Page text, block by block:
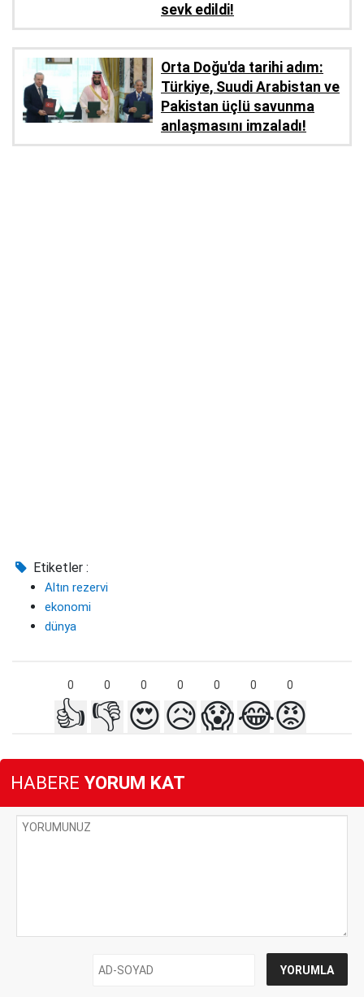
sevk edildi!
Orta Doğu'da tarihi adım:
Türkiye, Suudi Arabistan ve
Pakistan üçlü savunma
anlaşmasını imzaladı!
Etiketler :
Altın rezervi
ekonomi
dünya
0 0 0 0 0 0 0
👍 👎 😍😥😱😂😡
HABERE YORUM KAT